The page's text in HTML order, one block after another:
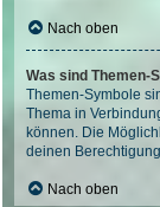
Nach oben
Was sind Themen-
Themen-Symbole
Thema in
können. Die
deinen
Nach oben